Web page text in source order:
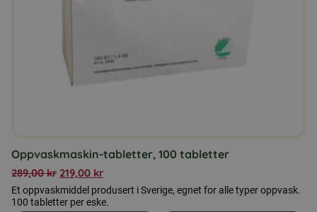
Oppvaskmaskin-tabletter, 100 tabletter
289,00kr 219,00 kr
Et oppvaskmiddel produsert i Sverige, egnet for alle typer oppvask.
100 tabletter per eske.